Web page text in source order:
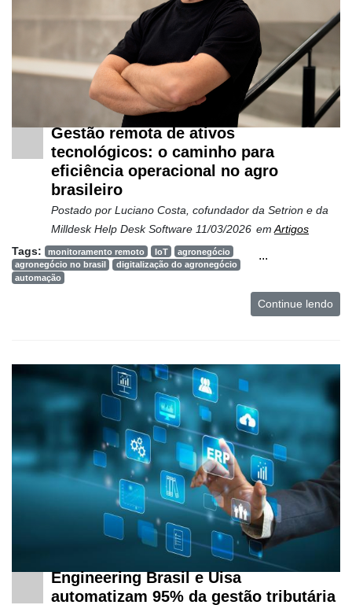
Gestão remota de ativos
tecnológicos: o caminho para
eficiência operacional no agro
brasileiro
Postado por Luciano Costa, cofundador da Setrion e da
Milldesk Help Desk Software 11/03/2026 em Artigos
...
Tags: monitoramento remoto IoT
agronegócio
agronegócio no brasil
digitalização do agronegócio
automação
Continue lendo
Engineering Brasil e Uisa
automatizam 95% da gestão tributária